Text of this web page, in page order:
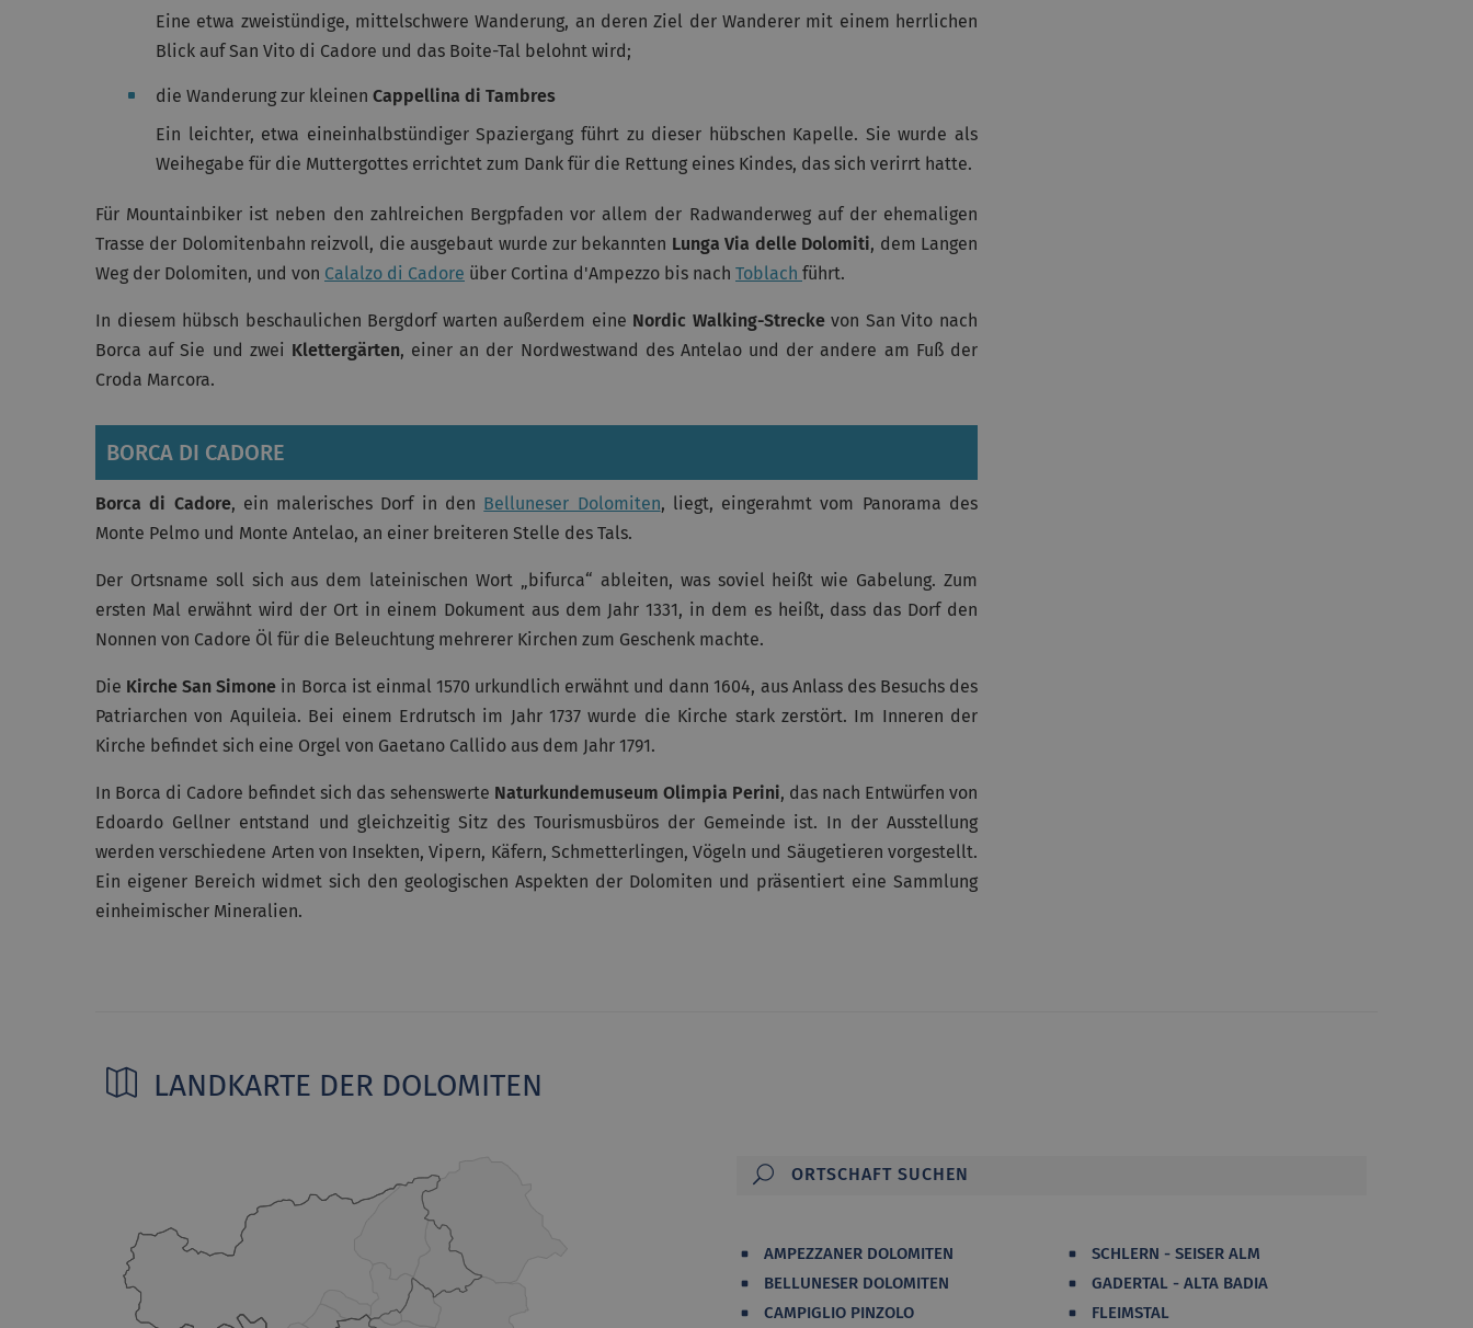
Eine etwa zweistündige, mittelschwere Wanderung, an deren Ziel der Wanderer mit einem herrlichen
Blick auf San Vito di Cadore und das Boite-Tal belohnt wird;
die Wanderung zur kleinen Cappellina di Tambres
Ein leichter, etwa eineinhalbstündiger Spaziergang führt zu dieser hübschen Kapelle. Sie wurde als
Weihegabe für die Muttergottes errichtet zum Dank für die Rettung eines Kindes, das sich verirrt hatte.
Für Mountainbiker ist neben den zahlreichen Bergpfaden vor allem der Radwanderweg auf der ehemaligen
Trasse der Dolomitenbahn reizvoll, die ausgebaut wurde zur bekannten Lunga Via delle Dolomiti, dem Langen
Weg der Dolomiten, und von Calalzo di Cadore über Cortina d'Ampezzo bis nach Toblach führt.
In diesem hübsch beschaulichen Bergdorf warten außerdem eine Nordic Walking-Streckevon San Vito nach
Borca auf Sie und zwei Klettergärten, einer an der Nordwestwand des Antelao und der andere am Fuß der
Croda Marcora.
BORCA DI CADORE
Borca di Cadore, ein malerisches Dorf in den Belluneser Dolomiten, liegt, eingerahmt vom Panorama des
Monte Pelmo und Monte Antelao, an einer breiteren Stelle des Tals.
Der Ortsname soll sich aus dem lateinischen Wort „bifurca“ ableiten, was soviel heißt wie Gabelung. Zum
ersten Mal erwähnt wird der Ort in einem Dokument aus dem Jahr 1331, in dem es heißt, dass das Dorf den
Nonnen von Cadore Öl für die Beleuchtung mehrerer Kirchen zum Geschenk machte.
Die Kirche San Simone in Borca ist einmal 1570 urkundlich erwähnt und dann 1604, aus Anlass des Besuchs des
Patriarchen von Aquileia. Bei einem Erdrutsch im Jahr 1737 wurde die Kirche stark zerstört. Im Inneren der
Kirche befindet sich eine Orgel von Gaetano Callido aus dem Jahr 1791.
In Borca di Cadore befindet sich das sehenswerte Naturkundemuseum Olimpia Perini, das nach Entwürfen von
Edoardo Gellner entstand und gleichzeitig Sitz des Tourismusbüros der Gemeinde ist. In der Ausstellung
werden verschiedene Arten von Insekten, Vipern, Käfern, Schmetterlingen, Vögeln und Säugetieren vorgestellt.
Ein eigener Bereich widmet sich den geologischen Aspekten der Dolomiten und präsentiert eine Sammlung
einheimischer Mineralien.
LANDKARTE DER DOLOMITEN
AMPEZZANER DOLOMITEN
BELLUNESER DOLOMITEN
CAMPIGLIO PINZOLO
SCHLERN - SEISER ALM
GADERTAL - ALTA BADIA
FLEIMSTAL